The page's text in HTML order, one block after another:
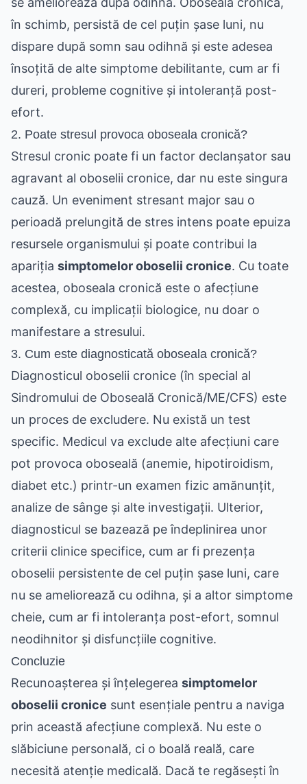
în schimb, persistă de cel puțin șase luni, nu
dispare după somn sau odihnă și este adesea
însoțită de alte simptome debilitante, cum ar fi
dureri, probleme cognitive și intoleranță post-
efort.
2. Poate stresul provoca oboseala cronică?
Stresul cronic poate fi un factor declanșator sau
agravant al oboselii cronice, dar nu este singura
cauză. Un eveniment stresant major sau o
perioadă prelungită de stres intens poate epuiza
resursele organismului și poate contribui la
apariția simptomelor oboselii cronice. Cu toate
acestea, oboseala cronică este o afecțiune
complexă, cu implicații biologice, nu doar o
manifestare a stresului.
3. Cum este diagnosticată oboseala cronică?
Diagnosticul oboselii cronice (în special al
Sindromului de Oboseală Cronică/ME/CFS) este
un proces de excludere. Nu există un test
specific. Medicul va exclude alte afecțiuni care
pot provoca oboseală (anemie, hipotiroidism,
diabet etc.) printr-un examen fizic amănunțit,
analize de sânge și alte investigații. Ulterior,
diagnosticul se bazează pe îndeplinirea unor
criterii clinice specifice, cum ar fi prezența
oboselii persistente de cel puțin șase luni, care
nu se ameliorează cu odihna, și a altor simptome
cheie, cum ar fi intoleranța post-efort, somnul
neodihnitor și disfuncțiile cognitive.
Concluzie
Recunoașterea și înțelegerea simptomelor
oboselii cronice sunt esențiale pentru a naviga
prin această afecțiune complexă. Nu este o
slăbiciune personală, ci o boală reală, care
necesită atenție medicală. Dacă te regăsești în